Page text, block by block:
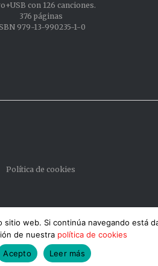
con 126 canciones.
376 páginas
979-13-990235-1-0
Política de cookies
web. Si continúa navegando está
de nuestra política de cookies
Acepto
Leer más